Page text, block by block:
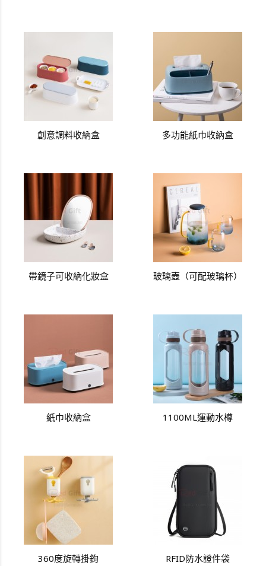
創意調料收納盒 多功能紙巾收納盒
帶鏡子可收納化妝盒 玻璃壺（可配玻璃杯）
紙巾收納盒 1100ML運動水樽
360度旋轉掛鉤 RFID防水證件袋